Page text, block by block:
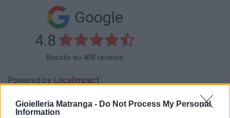
Gioielleria Matranga - Do Not Process My Personal
Information
Google
4.8
Basato su 408 reviews
Powered by LocalImpact
Garanzia di due anni